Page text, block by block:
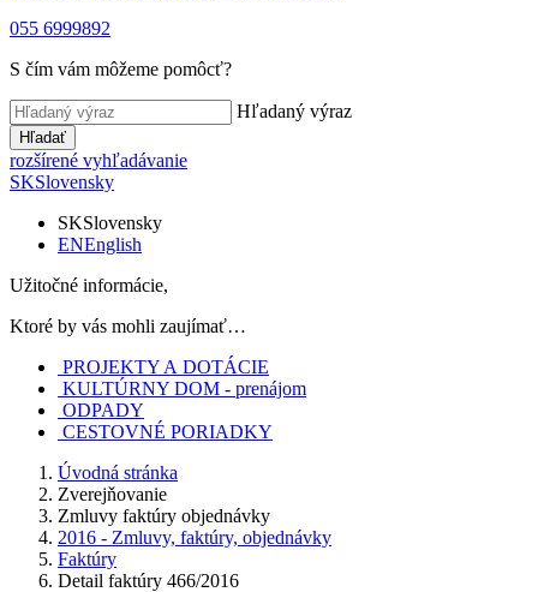
055 6999892
S čím vám môžeme pomôcť?
Hľadaný výraz
Hľadať
rozšírené vyhľadávanie
SKSlovensky
SKSlovensky
ENEnglish
Užitočné informácie,
Ktoré by vás mohli zaujímať…
PROJEKTY A DOTÁCIE
KULTÚRNY DOM - prenájom
ODPADY
CESTOVNÉ PORIADKY
Úvodná stránka
Zverejňovanie
Zmluvy faktúry objednávky
2016 - Zmluvy, faktúry, objednávky
Faktúry
Detail faktúry 466/2016